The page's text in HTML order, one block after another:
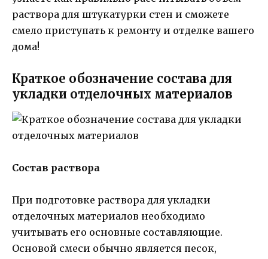
раствора для штукатурки стен и сможете
смело приступать к ремонту и отделке вашего
дома!
Краткое обозначение состава для
укладки отделочных материалов
Состав раствора
При подготовке раствора для укладки
отделочных материалов необходимо
учитывать его основные составляющие.
Основой смеси обычно является песок,